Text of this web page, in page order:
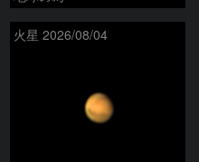
火星 2026/08/04